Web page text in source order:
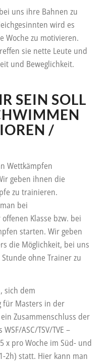
uns ihre Bahnen zu
wird es
Woche zu motivieren.
sie nette Leute und
und Beweglichkeit.
SEIN SOLL
/
Wettkämpfen
geben ihnen die
zu trainieren.
bei
Klasse bzw. bei
starten. Wir geben
die Möglichkeit, bei uns
ohne Trainer zu
sich dem
für Masters in der
Zusammenschluss der
ASC/TSV/TVE –
x pro Woche im Süd- und
2h) statt. Hier kann man